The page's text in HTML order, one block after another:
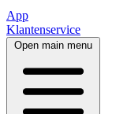
App
Klantenservice
Open main menu